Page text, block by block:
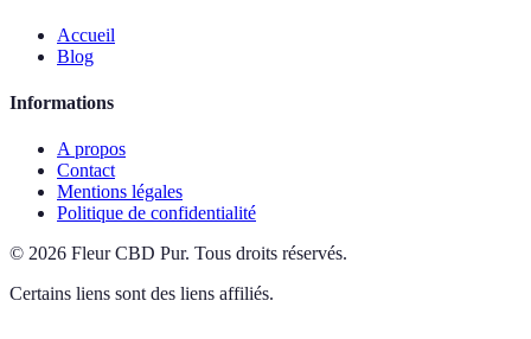
Accueil
Blog
Informations
A propos
Contact
Mentions légales
Politique de confidentialité
© 2026 Fleur CBD Pur. Tous droits réservés.
Certains liens sont des liens affiliés.